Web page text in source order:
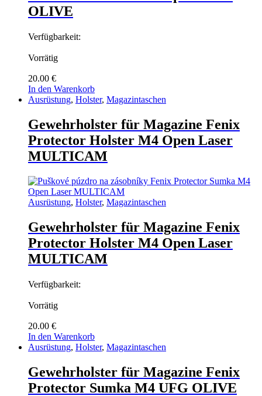
OLIVE
Verfügbarkeit:
Vorrätig
20.00 €
In den Warenkorb
Ausrüstung, Holster, Magazintaschen
Gewehrholster für Magazine Fenix
Protector Holster M4 Open Laser
MULTICAM
Ausrüstung, Holster, Magazintaschen
Gewehrholster für Magazine Fenix
Protector Holster M4 Open Laser
MULTICAM
Verfügbarkeit:
Vorrätig
20.00 €
In den Warenkorb
Ausrüstung, Holster, Magazintaschen
Gewehrholster für Magazine Fenix
Protector Sumka M4 UFG OLIVE